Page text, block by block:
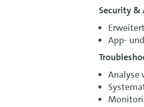
Security &
App-
Analyse